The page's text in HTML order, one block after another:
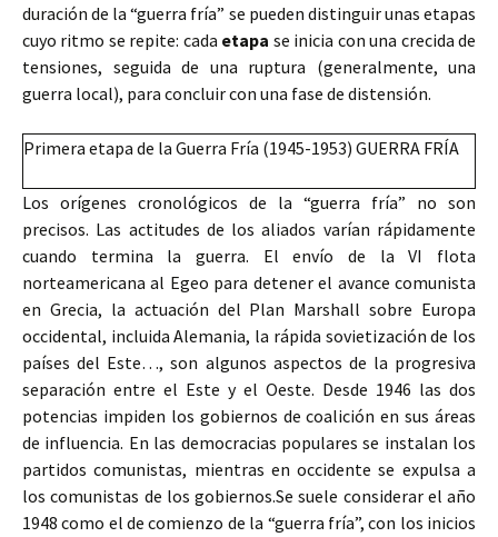
duración de la “guerra fría” se pueden distinguir unas etapas
cuyo ritmo se repite: cada etapa se inicia con una crecida de
tensiones, seguida de una ruptura (generalmente, una
guerra local), para concluir con una fase de distensión.
Primera etapa de la Guerra Fría (1945-1953) GUERRA FRÍA
Los orígenes cronológicos de la “guerra fría” no son
precisos. Las actitudes de los aliados varían rápidamente
cuando termina la guerra. El envío de la VI flota
norteamericana al Egeo para detener el avance comunista
en Grecia, la actuación del Plan Marshall sobre Europa
occidental, incluida Alemania, la rápida sovietización de los
países del Este…, son algunos aspectos de la progresiva
separación entre el Este y el Oeste. Desde 1946 las dos
potencias impiden los gobiernos de coalición en sus áreas
de influencia. En las democracias populares se instalan los
partidos comunistas, mientras en occidente se expulsa a
los comunistas de los gobiernos.Se suele considerar el año
1948 como el de comienzo de la “guerra fría”, con los inicios